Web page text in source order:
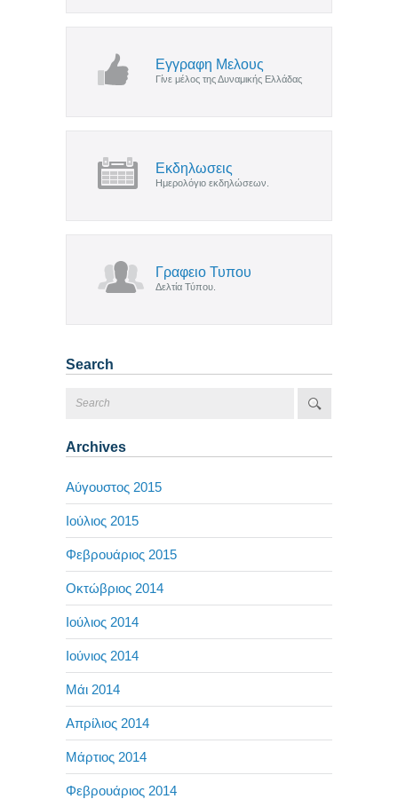
Εγγραφη Μελους
Γίνε μέλος της Δυναμικής Ελλάδας
Εκδηλωσεις
Ημερολόγιο εκδηλώσεων.
Γραφειο Τυπου
Δελτία Τύπου.
Search
Archives
Αύγουστος 2015
Ιούλιος 2015
Φεβρουάριος 2015
Οκτώβριος 2014
Ιούλιος 2014
Ιούνιος 2014
Μάι 2014
Απρίλιος 2014
Μάρτιος 2014
Φεβρουάριος 2014